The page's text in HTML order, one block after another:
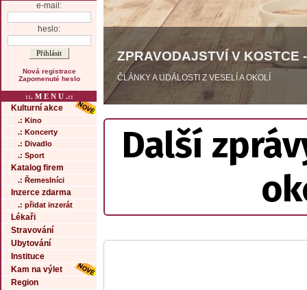
e-mail:
heslo:
Nová registrace
Zapomenuté heslo
::. M E N U .::
Kulturní akce
.: Kino
.: Koncerty
.: Divadlo
.: Sport
Katalog firem
.: Řemeslníci
Inzerce zdarma
.: přidat inzerát
Lékaři
Stravování
Ubytování
Instituce
Kam na výlet
Region
ZPRAVODAJSTVÍ V KOSTCE
ČLÁNKY A UDÁLOSTI Z VESELÍ A OKOLÍ
Další